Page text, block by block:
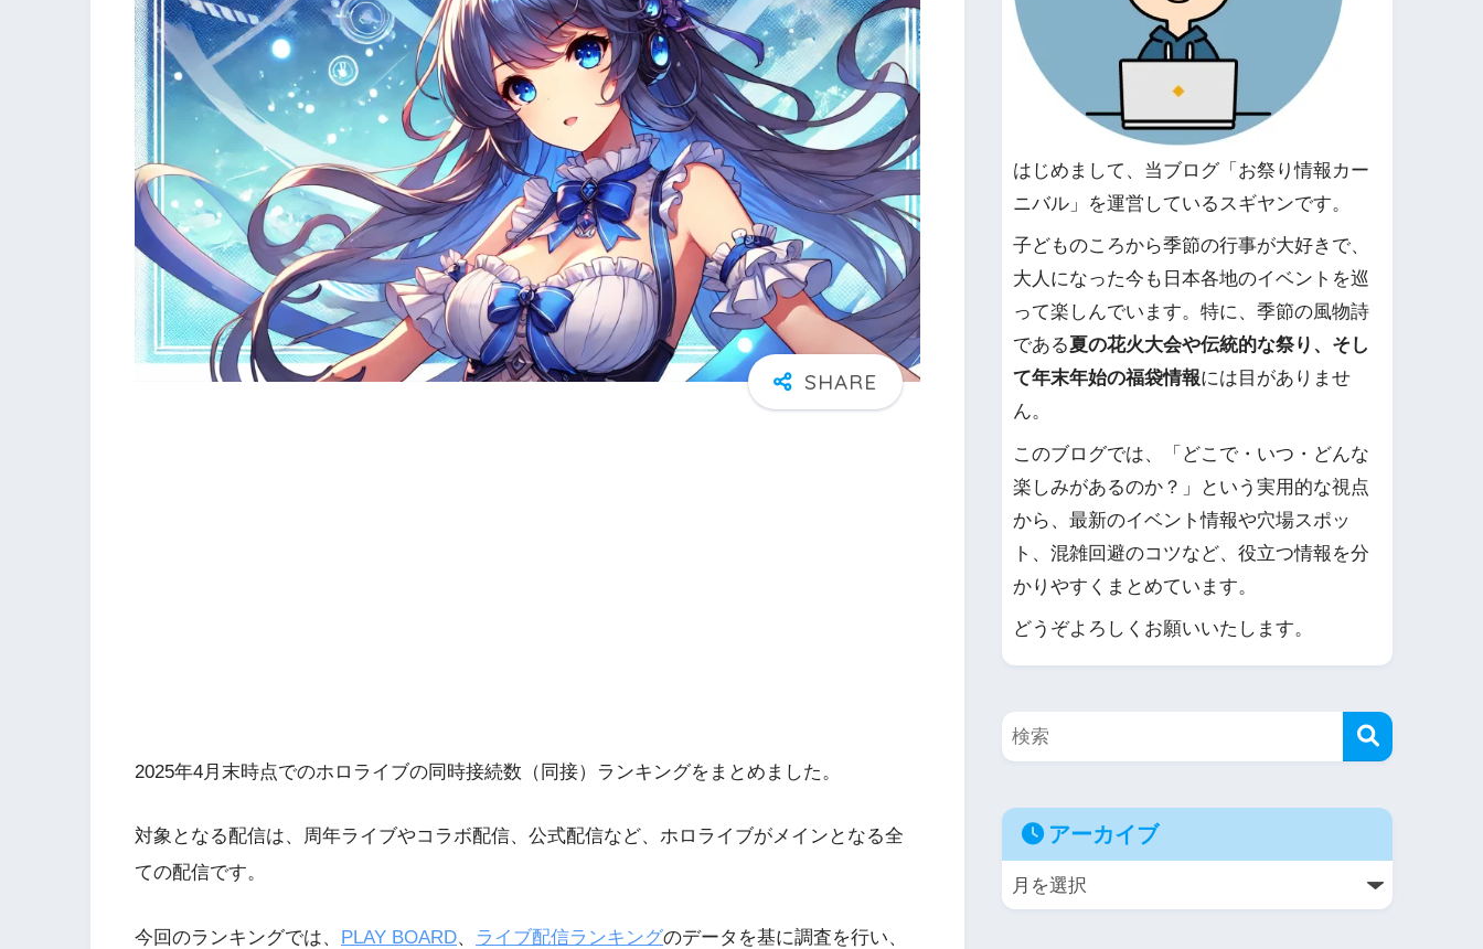
2025年4月末時点でのホロライブの同時接続数（同接）ランキングをまとめました。
対象となる配信は、周年ライブやコラボ配信、公式配信など、ホロライブがメインとなる全
ての配信です。
今回のランキングでは、 PLAY BOARD、 ライブ配信ランキングのデータを基に調査を行い、
はじめまして、当ブログ「お祭り情報カー
ニバル」を運営しているスギヤンです。
子どものころから季節の行事が大好きで、
大人になった今も日本各地のイベントを巡
って楽しんでいます。特に、季節の風物詩
である夏の花火大会や伝統的な祭り、そし
て年末年始の福袋情報には目がありませ
ん。
このブログでは、「どこで・いつ・どんな
楽しみがあるのか？」という実用的な視点
から、最新のイベント情報や穴場スポッ
ト、混雑回避のコツなど、役立つ情報を分
かりやすくまとめています。
どうぞよろしくお願いいたします。
アーカイブ